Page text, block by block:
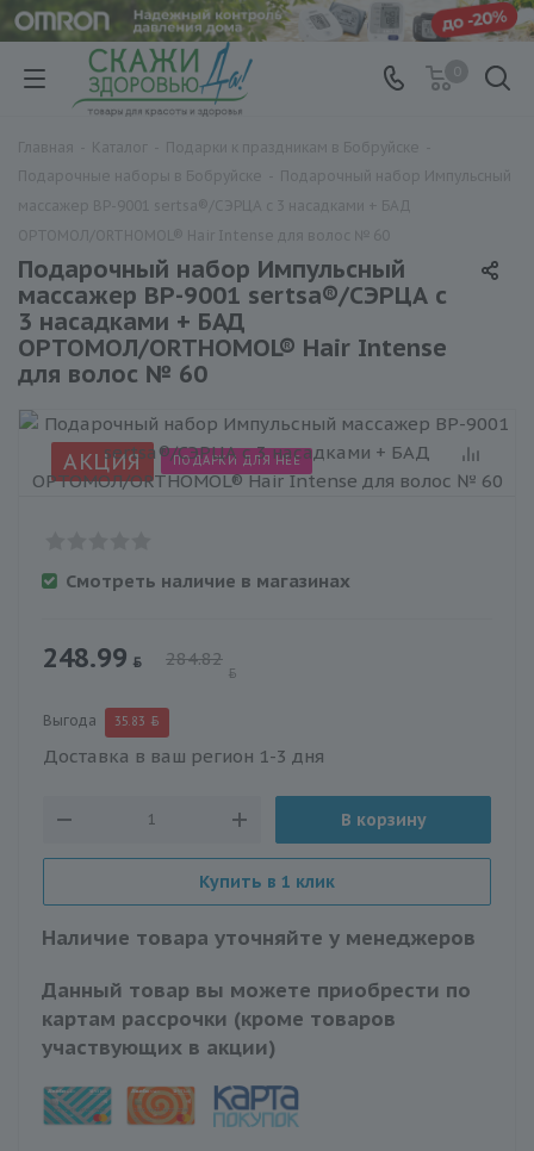
Подарочный набор Импульсный
массажер BP-9001 sertsa®/СЭРЦА с
3 насадками + БАД
ОРТОМОЛ/ORTHOMOL® Hair Intense
для волос № 60
АКЦИЯ ПОДАРКИ ДЛЯ НЕЕ
Смотреть наличие в магазинах
248.99 284.82
Выгода 35.83
Доставка в ваш регион 1-3 дня
В корзину
Купить в 1 клик
Наличие товара уточняйте у менеджеров
Данный товар вы можете приобрести по
картам рассрочки (кроме товаров
участвующих в акции)